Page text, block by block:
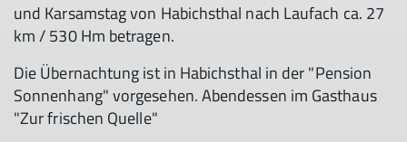
und Karsamstag von Habichsthal nach Laufach ca. 27
km / 530 Hm betragen.
Die Übernachtung ist in Habichsthal in der "Pension
Sonnenhang" vorgesehen. Abendessen im Gasthaus
"Zur frischen Quelle"